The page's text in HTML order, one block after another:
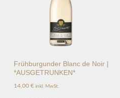
Frühburgunder Blanc de Noir |
*AUSGETRUNKEN*
14,00€ inkl. MwSt.